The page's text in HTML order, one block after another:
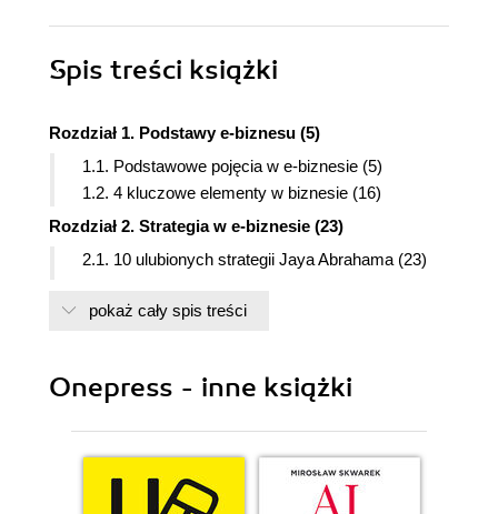
Spis treści książki
Rozdział 1. Podstawy e-biznesu (5)
1.1. Podstawowe pojęcia w e-biznesie (5)
1.2. 4 kluczowe elementy w biznesie (16)
Rozdział 2. Strategia w e-biznesie (23)
2.1. 10 ulubionych strategii Jaya Abrahama (23)
2.3. Modele e-biznesu (31)
2.5. Znajdź swoją niszę! (44)
Rozdział 3. Branding (49)
3.1. Najpierw poznaj swojego klienta (49)
3.2. Branding i pozycjonowanie (56)
pokaż cały spis treści
Onepress - inne książki